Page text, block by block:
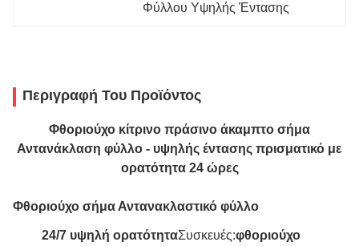
Φύλλου Υψηλής Έντασης
Περιγραφή Του Προϊόντος
Φθοριούχο κίτρινο πράσινο άκαμπτο σήμα
Αντανάκλαση φύλλο - υψηλής έντασης πρισματικό με
ορατότητα 24 ώρες
Φθοριούχο σήμα Αντανακλαστικό φύλλο
24/7 υψηλή ορατότηταΣυσκευές:φθοριούχο